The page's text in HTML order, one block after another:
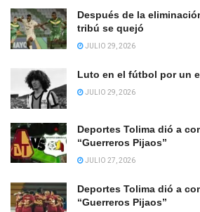
Después de la
tribú se quejó
JULIO 29, 2026
Luto en el fútbol por un
JULIO 29, 2026
Deportes Tolima dió a
“Guerreros Pijaos”
JULIO 27, 2026
Deportes Tolima dió a
“Guerreros Pijaos”